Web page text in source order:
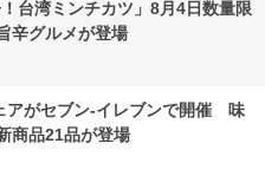
台湾ミンチカツ」8月4日数量限
辛グルメが登場
アがセブン-イレブンで開催 味
商品21品が登場